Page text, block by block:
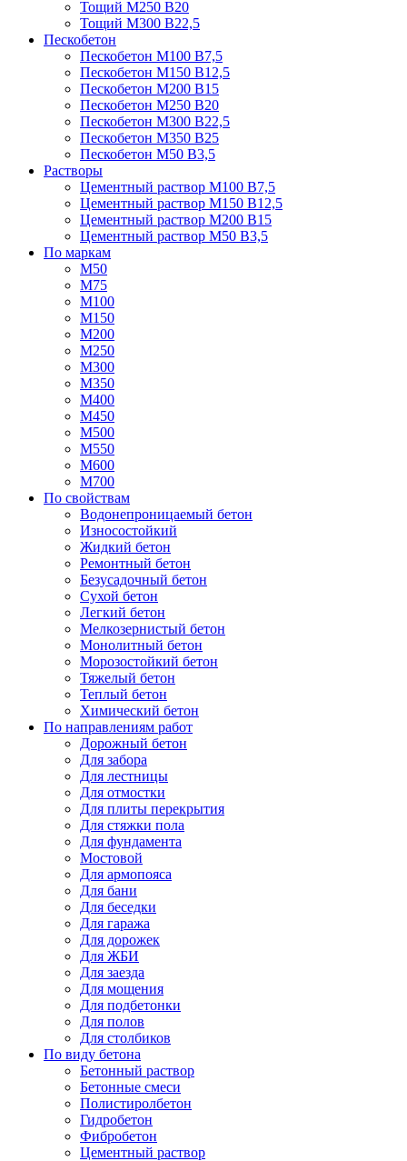
Тощий М250 В20
Тощий М300 В22,5
Пескобетон
Пескобетон М100 В7,5
Пескобетон М150 В12,5
Пескобетон М200 В15
Пескобетон М250 В20
Пескобетон М300 В22,5
Пескобетон М350 В25
Пескобетон М50 В3,5
Растворы
Цементный раствор М100 В7,5
Цементный раствор М150 В12,5
Цементный раствор М200 В15
Цементный раствор М50 В3,5
По маркам
М50
М75
М100
М150
М200
М250
М300
М350
М400
М450
М500
М550
М600
М700
По свойствам
Водонепроницаемый бетон
Износостойкий
Жидкий бетон
Ремонтный бетон
Безусадочный бетон
Сухой бетон
Легкий бетон
Мелкозернистый бетон
Монолитный бетон
Морозостойкий бетон
Тяжелый бетон
Теплый бетон
Химический бетон
По направлениям работ
Дорожный бетон
Для забора
Для лестницы
Для отмостки
Для плиты перекрытия
Для стяжки пола
Для фундамента
Мостовой
Для армопояса
Для бани
Для беседки
Для гаража
Для дорожек
Для ЖБИ
Для заезда
Для мощения
Для подбетонки
Для полов
Для столбиков
По виду бетона
Бетонный раствор
Бетонные смеси
Полистиролбетон
Гидробетон
Фибробетон
Цементный раствор